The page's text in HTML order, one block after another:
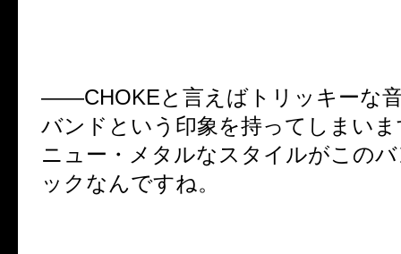
――CHOKEと言えばトリッキーな
バンドという印象を持ってしまい
ニュー・メタルなスタイルがこの
ックなんですね。